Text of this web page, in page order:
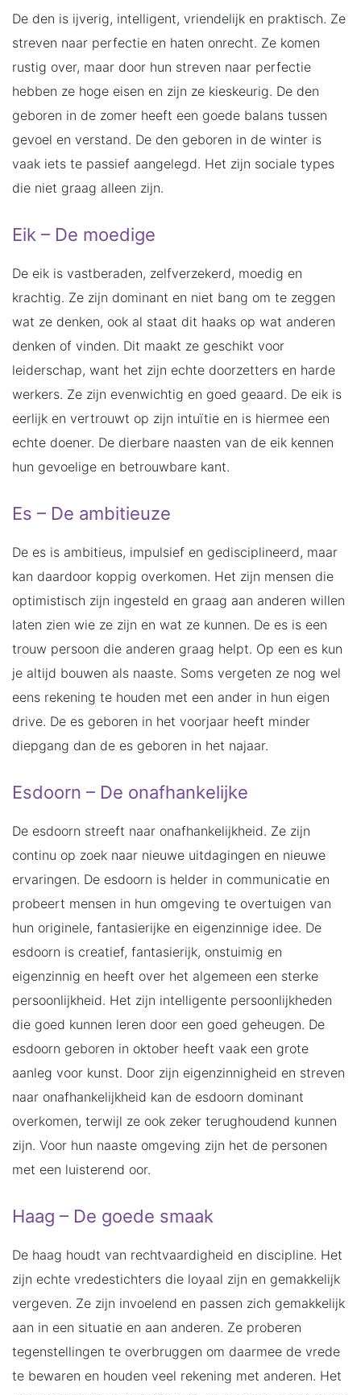
De den is ijverig, intelligent, vriendelijk en praktisch. Ze
streven naar perfectie en haten onrecht. Ze komen
rustig over, maar door hun streven naar perfectie
hebben ze hoge eisen en zijn ze kieskeurig. De den
geboren in de zomer heeft een goede balans tussen
gevoel en verstand. De den geboren in de winter is
vaak iets te passief aangelegd. Het zijn sociale types
die niet graag alleen zijn.
Eik – De moedige
De eik is vastberaden, zelfverzekerd, moedig en
krachtig. Ze zijn dominant en niet bang om te zeggen
wat ze denken, ook al staat dit haaks op wat anderen
denken of vinden. Dit maakt ze geschikt voor
leiderschap, want het zijn echte doorzetters en harde
werkers. Ze zijn evenwichtig en goed geaard. De eik is
eerlijk en vertrouwt op zijn intuïtie en is hiermee een
echte doener. De dierbare naasten van de eik kennen
hun gevoelige en betrouwbare kant.
Es – De ambitieuze
De es is ambitieus, impulsief en gedisciplineerd, maar
kan daardoor koppig overkomen. Het zijn mensen die
optimistisch zijn ingesteld en graag aan anderen willen
laten zien wie ze zijn en wat ze kunnen. De es is een
trouw persoon die anderen graag helpt. Op een es kun
je altijd bouwen als naaste. Soms vergeten ze nog wel
eens rekening te houden met een ander in hun eigen
drive. De es geboren in het voorjaar heeft minder
diepgang dan de es geboren in het najaar.
Esdoorn – De onafhankelijke
De esdoorn streeft naar onafhankelijkheid. Ze zijn
continu op zoek naar nieuwe uitdagingen en nieuwe
ervaringen. De esdoorn is helder in communicatie en
probeert mensen in hun omgeving te overtuigen van
hun originele, fantasierijke en eigenzinnige idee. De
esdoorn is creatief, fantasierijk, onstuimig en
eigenzinnig en heeft over het algemeen een sterke
persoonlijkheid. Het zijn intelligente persoonlijkheden
die goed kunnen leren door een goed geheugen. De
esdoorn geboren in oktober heeft vaak een grote
aanleg voor kunst. Door zijn eigenzinnigheid en streven
naar onafhankelijkheid kan de esdoorn dominant
overkomen, terwijl ze ook zeker terughoudend kunnen
zijn. Voor hun naaste omgeving zijn het de personen
met een luisterend oor.
Haag – De goede smaak
De haag houdt van rechtvaardigheid en discipline. Het
zijn echte vredestichters die loyaal zijn en gemakkelijk
vergeven. Ze zijn invoelend en passen zich gemakkelijk
aan in een situatie en aan anderen. Ze proberen
tegenstellingen te overbruggen om daarmee de vrede
te bewaren en houden veel rekening met anderen. Het